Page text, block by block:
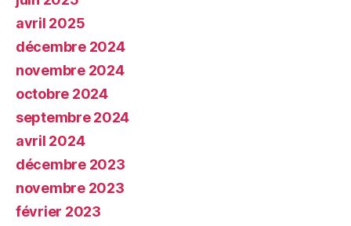
avril 2025
décembre 2024
novembre 2024
octobre 2024
septembre 2024
avril 2024
décembre 2023
novembre 2023
février 2023